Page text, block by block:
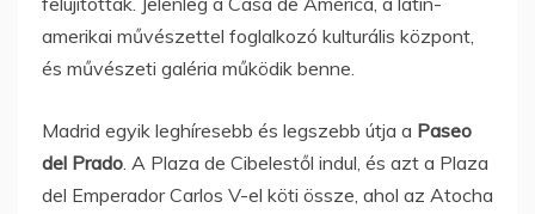
amerikai művészettel foglalkozó kulturális központ,
és művészeti galéria működik benne.
Madrid egyik leghíresebb és legszebb útja a Paseo
del Prado. A Plaza de Cibelestől indul, és azt a Plaza
del Emperador Carlos V-el köti össze, ahol az Atocha